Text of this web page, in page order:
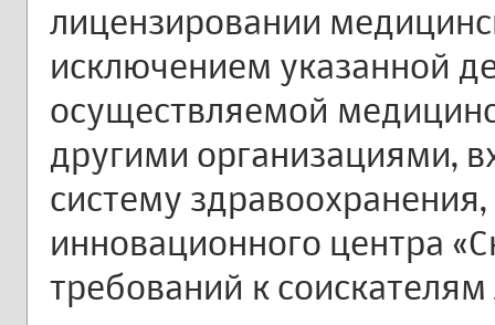
лицензировании
исключением указанной
осуществляемой
другими организациями,
систему
инновационного центра
требований к